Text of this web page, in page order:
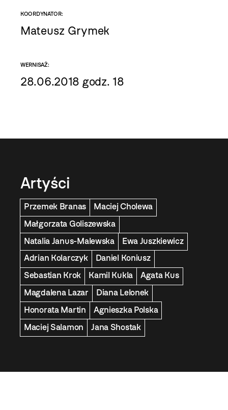
KOORDYNATOR:
Mateusz Grymek
WERNISAŻ:
28.06.2018 godz. 18
Artyści
Przemek Branas
Maciej Cholewa
Małgorzata Goliszewska
Natalia Janus-Malewska
Ewa Juszkiewicz
Adrian Kolarczyk
Daniel Koniusz
Sebastian Krok
Kamil Kukla
Agata Kus
Magdalena Lazar
Diana Lelonek
Honorata Martin
Agnieszka Polska
Maciej Salamon
Jana Shostak